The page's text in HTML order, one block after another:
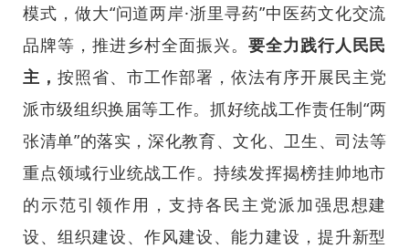
模式，做大“问道两岸·浙里寻药”中医药文化交流
品牌等，推进乡村全面振兴。 要全力践行人民民
主， 按照省、市工作部署，依法有序开展民主党
派市级组织换届等工作。抓好统战工作责任制“两
张清单”的落实，深化教育、文化、卫生、司法等
重点领域行业统战工作。持续发挥揭榜挂帅地市
的示范引领作用，支持各民主党派加强思想建
设、组织建设、作风建设、能力建设，提升新型